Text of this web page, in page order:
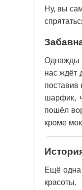
Ну, вы
Однажды
нас ждёт
поставив
шарфик,
пошёл
кроме
Ещё одна